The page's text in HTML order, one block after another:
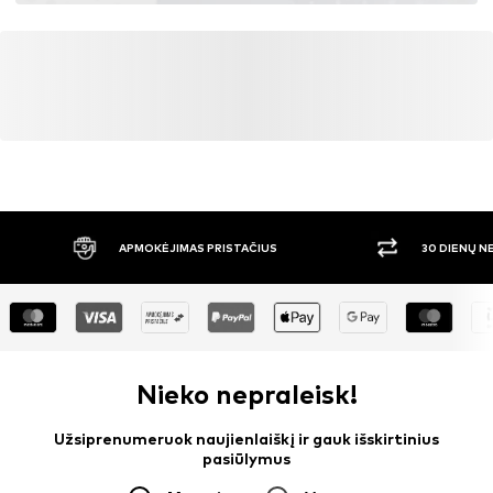
APMOKĖJIMAS PRISTAČIUS 30 DIENŲ
Nieko nepraleisk!
Užsiprenumeruok naujienlaiškį ir gauk išskirtinius
pasiūlymus